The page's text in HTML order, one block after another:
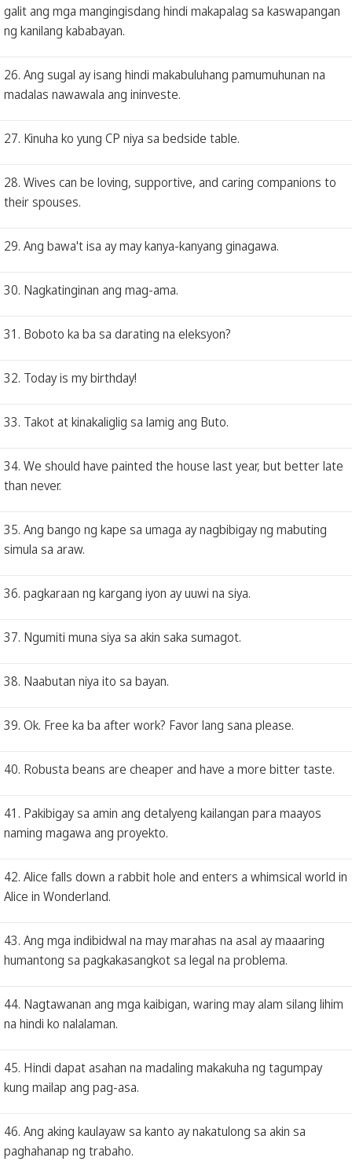
galit ang mga mangingisdang hindi makapalag sa kaswapangan
ng kanilang kababayan.
26. Ang sugal ay isang hindi makabuluhang pamumuhunan na
madalas nawawala ang ininveste.
27. Kinuha ko yung CP niya sa bedside table.
28. Wives can be loving, supportive, and caring companions to
their spouses.
29. Ang bawa't isa ay may kanya-kanyang ginagawa.
30. Nagkatinginan ang mag-ama.
31. Boboto ka ba sa darating na eleksyon?
32. Today is my birthday!
33. Takot at kinakaliglig sa lamig ang Buto.
34. We should have painted the house last year, but better late
than never.
35. Ang bango ng kape sa umaga ay nagbibigay ng mabuting
simula sa araw.
36. pagkaraan ng kargang iyon ay uuwi na siya.
37. Ngumiti muna siya sa akin saka sumagot.
38. Naabutan niya ito sa bayan.
39. Ok. Free ka ba after work? Favor lang sana please.
40. Robusta beans are cheaper and have a more bitter taste.
41. Pakibigay sa amin ang detalyeng kailangan para maayos
naming magawa ang proyekto.
42. Alice falls down a rabbit hole and enters a whimsical world in
Alice in Wonderland.
43. Ang mga indibidwal na may marahas na asal ay maaaring
humantong sa pagkakasangkot sa legal na problema.
44. Nagtawanan ang mga kaibigan, waring may alam silang lihim
na hindi ko nalalaman.
45. Hindi dapat asahan na madaling makakuha ng tagumpay
kung mailap ang pag-asa.
46. Ang aking kaulayaw sa kanto ay nakatulong sa akin sa
paghahanap ng trabaho.